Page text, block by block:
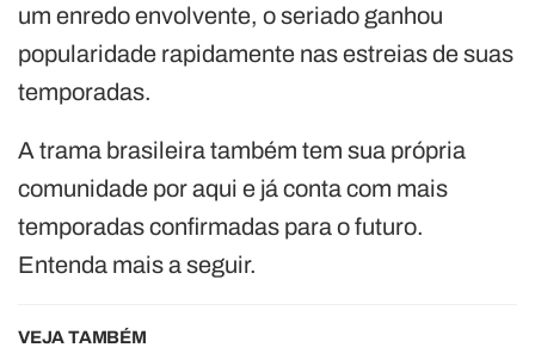
um enredo envolvente, o seriado ganhou
popularidade rapidamente nas estreias de suas
temporadas.
A trama brasileira também tem sua própria
comunidade por aqui e já conta com mais
temporadas confirmadas para o futuro.
Entenda mais a seguir.
VEJA TAMBÉM